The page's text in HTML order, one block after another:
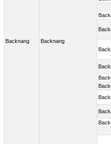
Backnang Backnang